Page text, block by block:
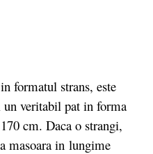
formatul strans, este
un veritabil pat in forma
cm. Daca o strangi,
masoara in lungime